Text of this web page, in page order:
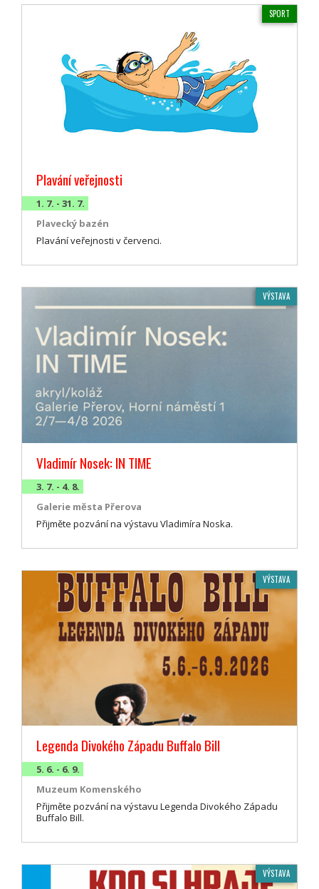
SPORT
Plavání veřejnosti
1. 7. - 31. 7.
Plavecký bazén
Plavání veřejnosti v červenci.
VÝSTAVA
Vladimír Nosek: IN TIME
3. 7. - 4. 8.
Galerie města Přerova
Přijměte pozvání na výstavu Vladimíra Noska.
VÝSTAVA
Legenda Divokého Západu Buffalo Bill
5. 6. - 6. 9.
Muzeum Komenského
Přijměte pozvání na výstavu Legenda Divokého Západu
Buffalo Bill.
VÝSTAVA